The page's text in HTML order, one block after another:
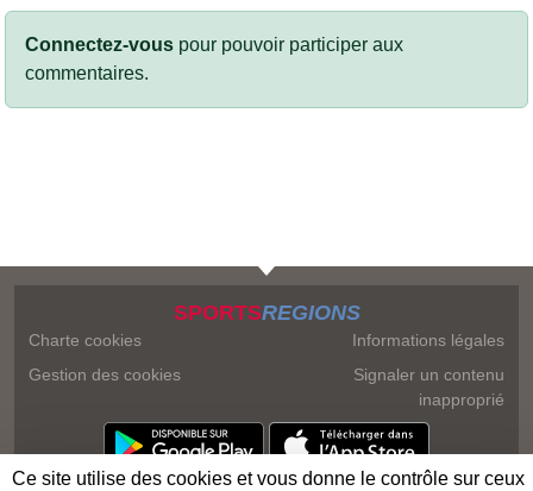
Connectez-vous pour pouvoir participer aux
commentaires.
SPORTSREGIONS
Charte cookies
Gestion des cookies
Informations légales
Signaler un contenu
inapproprié
Ce site utilise des cookies et vous donne le contrôle sur ceux